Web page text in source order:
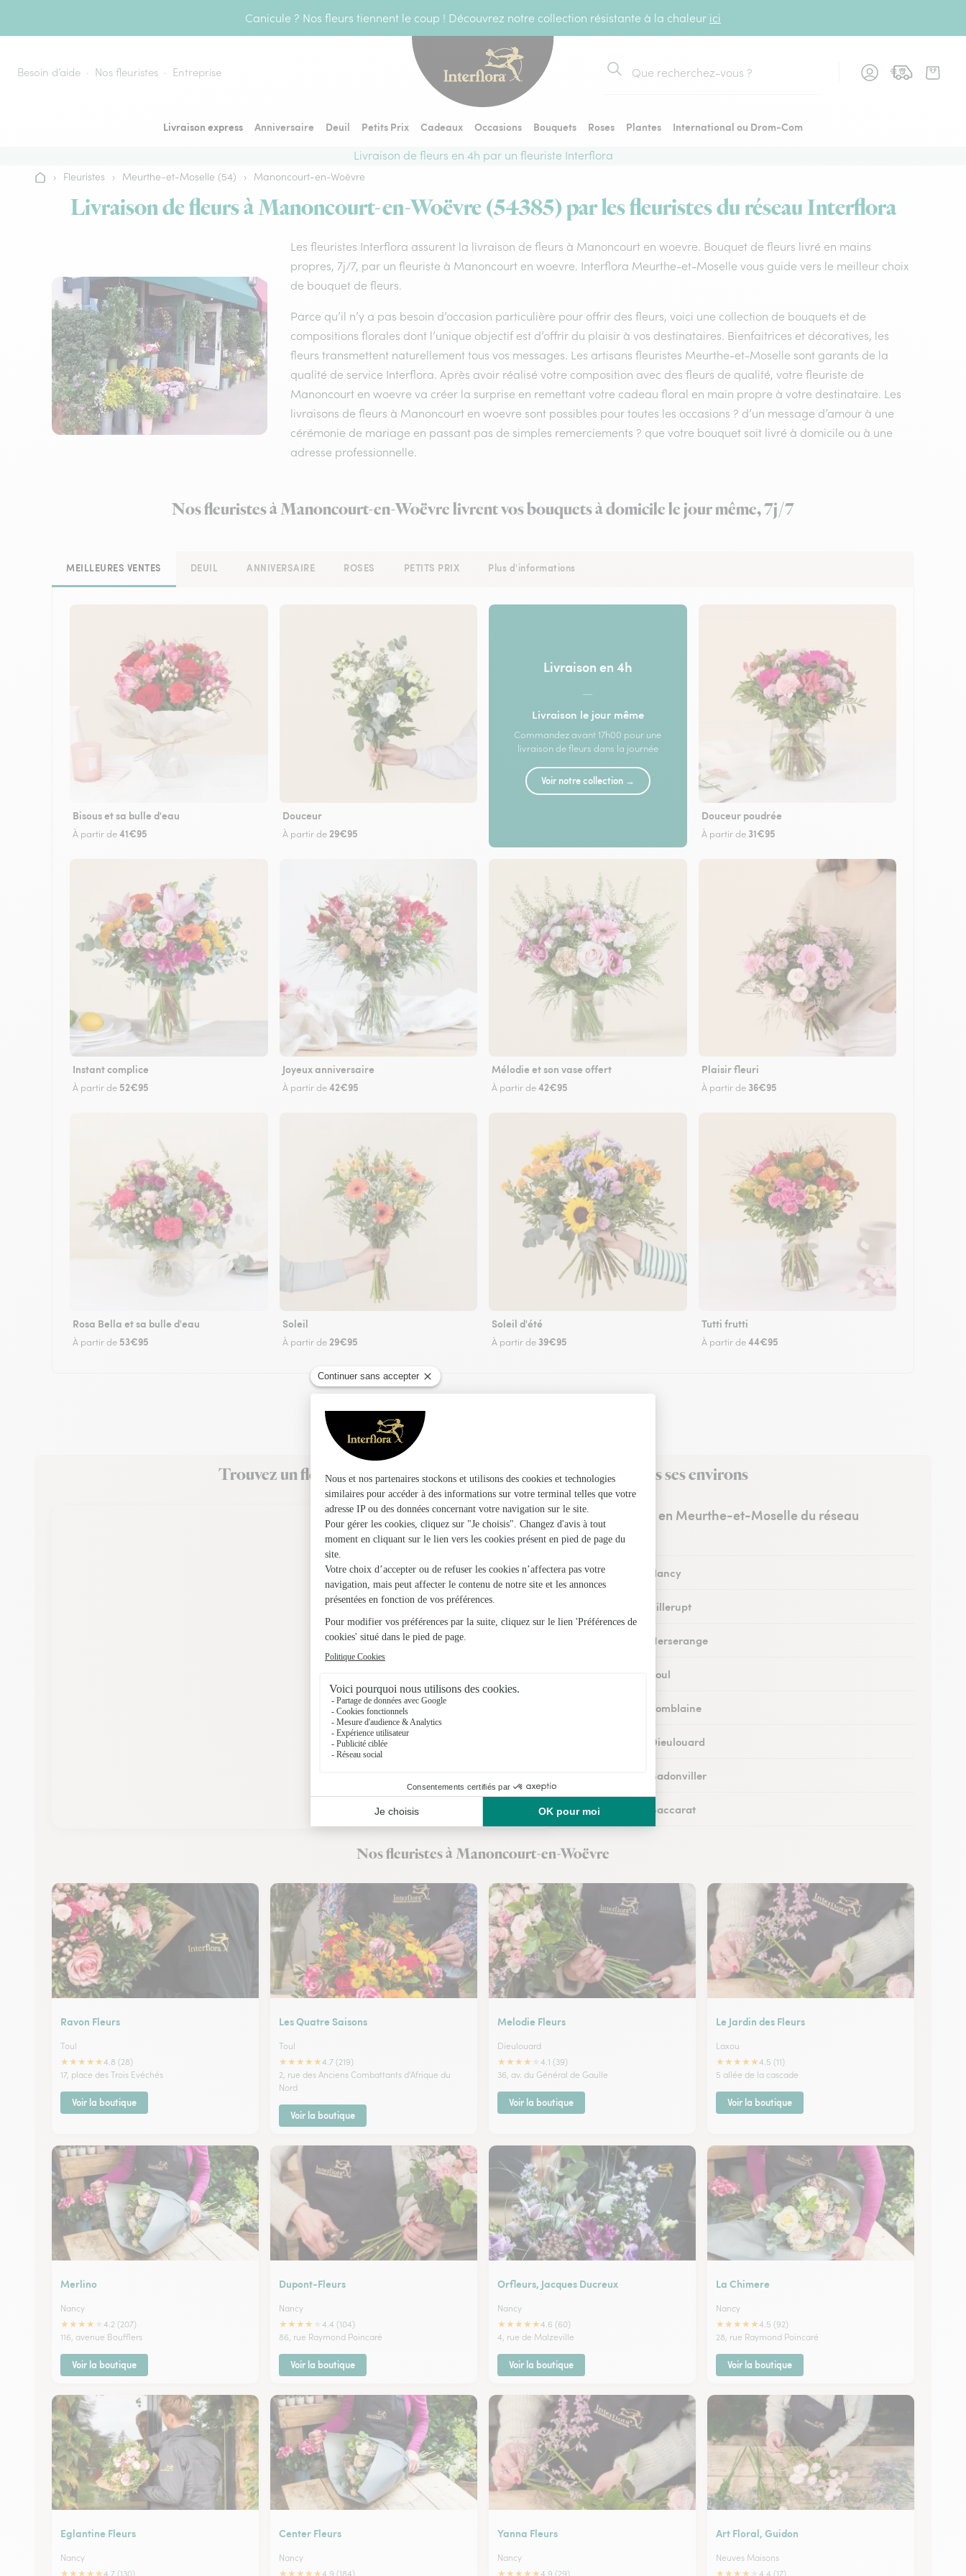
Canicule ? Nos fleurs tiennent le coup ! Découvrez notre collection résistante à la chaleur ici
Besoin d’aide Nos fleuristes Entreprise
Rechercher
Livraison express Anniversaire Deuil Petits Prix Cadeaux Occasions Bouquets Roses Plantes
International ou Drom-Com
Livraison de fleurs en 4h par un fleuriste Interflora
Accueil
› Fleuristes › Meurthe-et-Moselle (54) › Manoncourt-en-Woëvre
Livraison de fleurs à Manoncourt-en-Woëvre (54385) par les fleuristes du réseau Interflora
Les fleuristes Interflora assurent la livraison de fleurs à Manoncourt en woevre. Bouquet de fleurs livré en mains
propres, 7j/7, par un fleuriste à Manoncourt en woevre. Interflora Meurthe-et-Moselle vous guide vers le meilleur choix
de bouquet de fleurs.
Parce qu’il n’y a pas besoin d’occasion particulière pour offrir des fleurs, voici une collection de bouquets et de
compositions florales dont l’unique objectif est d’offrir du plaisir à vos destinataires. Bienfaitrices et décoratives, les
fleurs transmettent naturellement tous vos messages. Les artisans fleuristes Meurthe-et-Moselle sont garants de la
qualité de service Interflora. Après avoir réalisé votre composition avec des fleurs de qualité, votre fleuriste de
Manoncourt en woevre va créer la surprise en remettant votre cadeau floral en main propre à votre destinataire. Les
livraisons de fleurs à Manoncourt en woevre sont possibles pour toutes les occasions ? d’un message d’amour à une
cérémonie de mariage en passant pas de simples remerciements ? que votre bouquet soit livré à domicile ou à une
adresse professionnelle.
Nos fleuristes à Manoncourt-en-Woëvre livrent vos bouquets à domicile le jour même, 7j/7
MEILLEURES VENTES DEUIL ANNIVERSAIRE ROSES PETITS PRIX Plus d'informations
Bisous et sa bulle d'eau
À partir de41€95
Douceur
À partir de 29€95
Livraison en 4h
—
Livraison le jour même
Commandez avant 17h00 pour une
livraison de fleurs dans la journée
Voir notre collection →
Douceur poudrée
À partir de 31€95
Instant complice
À partir de 52€95
Joyeux anniversaire
À partir de42€95
Mélodie et son vase offert
À partir de42€95
Plaisir fleuri
À partir de 36€95
Rosa Bella et sa bulle d'eau
À partir de 53€95
Soleil
À partir de 29€95
Soleil d'été
À partir de 39€95
Tutti frutti
À partir de44€95
Trouvez un fleuriste Interflora à Manoncourt-en-Woëvre et dans ses environs
Les fleuristes en Meurthe-et-Moselle du réseau
Interflora
Fleuristes à Nancy
Fleuristes à Villerupt
Fleuristes à Herserange
Fleuristes à Toul
Fleuristes à Tomblaine
Fleuristes à Dieulouard
Fleuristes à Badonviller
Fleuristes à Baccarat
Nos fleuristes à Manoncourt-en-Woëvre
Ravon Fleurs
Toul
★★★★★4.8 (28)
17, place des Trois Evéchés
Voir la boutique
Les Quatre Saisons
Toul
★★★★★4.7 (219)
2, rue des Anciens Combattants d'Afrique du
Nord
Voir la boutique
Melodie Fleurs
Dieulouard
★★★★
4.1 (39)
36, av. du Général de Gaulle
Voir la boutique
Le Jardin des Fleurs
Laxou
★★★★★4.5 (11)
5 allée de la cascade
Voir la boutique
Merlino
Nancy
★★★★
4.2 (207)
116, avenue Boufflers
Voir la boutique
Dupont-Fleurs
Nancy
★★★★
4.4 (104)
86, rue Raymond Poincaré
Voir la boutique
Orfleurs, Jacques Ducreux
Nancy
★★★★★4.6 (60)
4, rue de Malzeville
Voir la boutique
La Chimere
Nancy
★★★★★4.5 (92)
28, rue Raymond Poincaré
Voir la boutique
Eglantine Fleurs
Nancy
★★★★★4.7 (130)
Center Fleurs
Nancy
★★★★★4.9 (184)
Yanna Fleurs
Nancy
★★★★★4.9 (29)
Art Floral, Guidon
Neuves Maisons
★★★★ 4.4 (17)